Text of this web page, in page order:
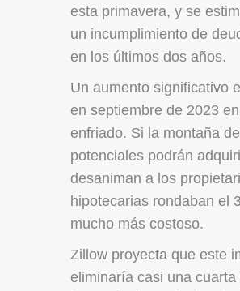
esta primavera, y se
un incumplimiento de
en los últimos dos años.
Un aumento significativo
en septiembre de 2023
enfriado. Si la montaña de
potenciales podrán
desaniman a los
hipotecarias rondaban el
mucho más costoso.
Zillow proyecta que este
eliminaría casi una